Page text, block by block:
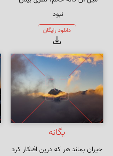
چون بدیدم ره بیرون شدن از دامم
نیست
دانلود رایگان
یگانه
حیران بماند هر که درین افتکار کرد